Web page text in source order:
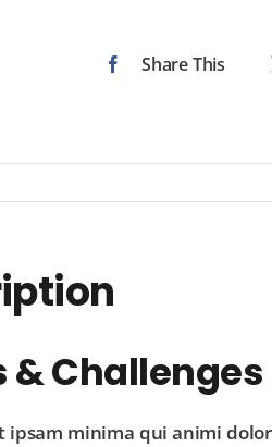
Share This
Challenges
ipsam minima qui animi